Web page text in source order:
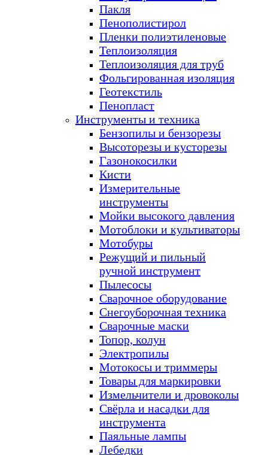
Пакля
Пенополистирол
Пленки полиэтиленовые
Теплоизоляция
Теплоизоляция для труб
Фольгированная изоляция
Геотекстиль
Пенопласт
Инструменты и техника
Бензопилы и бензорезы
Высоторезы и кусторезы
Газонокосилки
Кисти
Измерительные
инструменты
Мойки высокого давления
Мотоблоки и культиваторы
Мотобуры
Режущий и пильный
ручной инструмент
Пылесосы
Сварочное оборудование
Снегоуборочная техника
Сварочные маски
Топор, колун
Электропилы
Мотокосы и триммеры
Товары для маркировки
Измельчители и дровоколы
Свёрла и насадки для
инструмента
Паяльные лампы
Лебедки